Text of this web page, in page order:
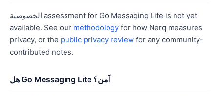
الخصوصية assessment for Go Messaging Lite is not yet
available. See our methodology for how Nerq measures
privacy, or the public privacy review for any community-
contributed notes.
هل Go Messaging Lite آمن؟